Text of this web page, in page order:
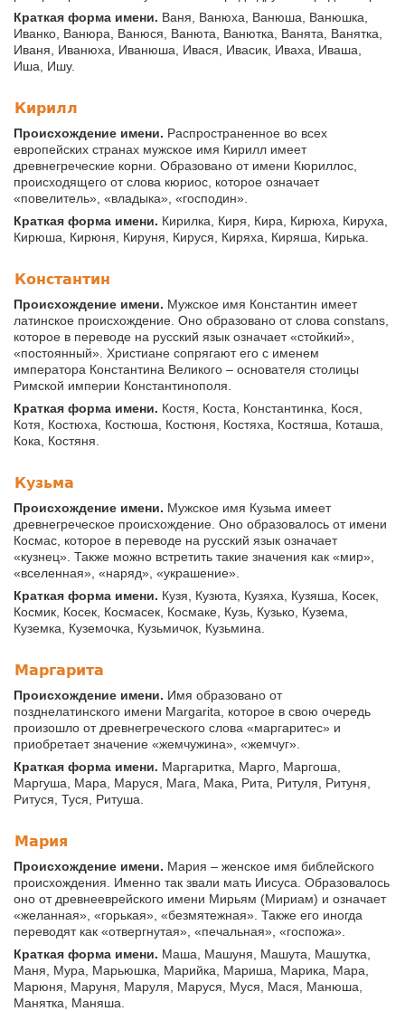
Краткая форма имени. Ваня, Ванюха, Ванюша, Ванюшка,
Иванко, Ванюра, Ванюся, Ванюта, Ванютка, Ванята, Ванятка,
Иваня, Иванюха, Иванюша, Ивася, Ивасик, Иваха, Иваша,
Иша, Ишу.
Кирилл
Происхождение имени. Распространенное во всех
европейских странах мужское имя Кирилл имеет
древнегреческие корни. Образовано от имени Кюриллос,
происходящего от слова кюриос, которое означает
«повелитель», «владыка», «господин».
Краткая форма имени. Кирилка, Киря, Кира, Кирюха, Кируха,
Кирюша, Кирюня, Кируня, Кируся, Киряха, Киряша, Кирька.
Константин
Происхождение имени. Мужское имя Константин имеет
латинское происхождение. Оно образовано от слова constans,
которое в переводе на русский язык означает «стойкий»,
«постоянный». Христиане сопрягают его с именем
императора Константина Великого – основателя столицы
Римской империи Константинополя.
Краткая форма имени. Костя, Коста, Константинка, Кося,
Котя, Костюха, Костюша, Костюня, Костяха, Костяша, Коташа,
Кока, Костяня.
Кузьма
Происхождение имени. Мужское имя Кузьма имеет
древнегреческое происхождение. Оно образовалось от имени
Космас, которое в переводе на русский язык означает
«кузнец». Также можно встретить такие значения как «мир»,
«вселенная», «наряд», «украшение».
Краткая форма имени. Кузя, Кузюта, Кузяха, Кузяша, Косек,
Космик, Косек, Космасек, Космаке, Кузь, Кузько, Кузема,
Куземка, Куземочка, Кузьмичок, Кузьмина.
Маргарита
Происхождение имени. Имя образовано от
позднелатинского имени Margarita, которое в свою очередь
произошло от древнегреческого слова «маргаритес» и
приобретает значение «жемчужина», «жемчуг».
Краткая форма имени. Маргаритка, Марго, Маргоша,
Маргуша, Мара, Маруся, Мага, Мака, Рита, Ритуля, Ритуня,
Ритуся, Туся, Ритуша.
Мария
Происхождение имени. Мария – женское имя библейского
происхождения. Именно так звали мать Иисуса. Образовалось
оно от древнееврейского имени Мирьям (Мириам) и означает
«желанная», «горькая», «безмятежная». Также его иногда
переводят как «отвергнутая», «печальная», «госпожа».
Краткая форма имени. Маша, Машуня, Машута, Машутка,
Маня, Мура, Марьюшка, Марийка, Мариша, Марика, Мара,
Марюня, Маруня, Маруля, Маруся, Муся, Мася, Манюша,
Манятка, Маняша.